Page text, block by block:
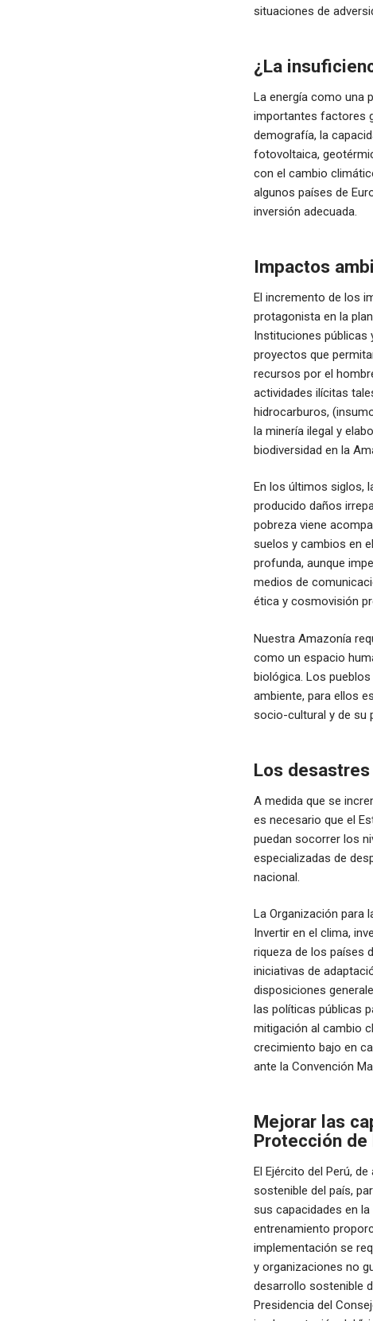
situaciones de
¿La
La energía como una
importantes factores
demografía, la
fotovoltaica,
con el cambio
algunos países de
inversión adecuada.
Impactos
El incremento de los
protagonista en la
Instituciones públicas
proyectos que
recursos por el
actividades ilícitas
hidrocarburos,
la minería ilegal y
biodiversidad en la
En los últimos siglos,
producido daños
pobreza viene
suelos y cambios en
profunda, aunque
medios de
ética y cosmovisión
Nuestra Amazonía
como un espacio
biológica. Los
ambiente, para ellos
socio-cultural y de su
Los
A medida que se
es necesario que el
puedan socorrer los
especializadas de
nacional.
La Organización para
Invertir en el clima,
riqueza de los países
iniciativas de
disposiciones
las políticas públicas
mitigación al cambio
crecimiento bajo en
ante la Convención
Mejorar las
Protección de
El Ejército del Perú,
sostenible del país,
sus capacidades en
entrenamiento
implementación se
y organizaciones no
desarrollo sostenible
Presidencia del